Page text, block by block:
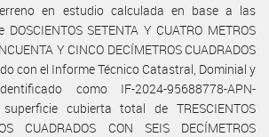
en estudio calculada en base a las
SETENTA Y CUATRO METROS
Y CINCO DECÍMETROS CUADRADOS
con el Informe Técnico Catastral, Dominial y
como IF-2024-95688778-APN-
superficie cubierta total de TRESCIENTOS
CUADRADOS CON SEIS DECÍMETROS